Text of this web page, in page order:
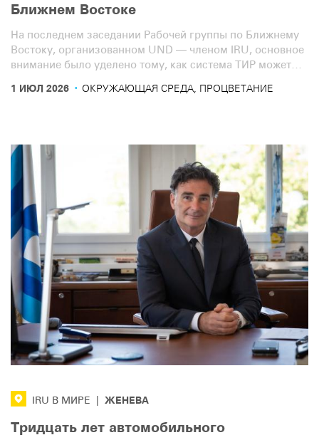
Ближнем Востоке
На последнем заседании Рабочей группы по Ближнему
Востоку, организованном UND — членом IRU, основное
внимание было уделено тому, как система ТИР может
перевозок.
1 ИЮЛ 2026 · ОКРУЖАЮЩАЯ СРЕДА, ПРОЦВЕТАНИЕ
IRU В МИРЕ ЖЕНЕВА
Тридцать лет автомобильного